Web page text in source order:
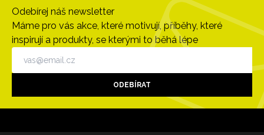
Odebírej náš newsletter
Máme pro vás akce, které motivují, příběhy, které
inspirují a produkty, se kterými to běhá lépe
ODEBÍRAT